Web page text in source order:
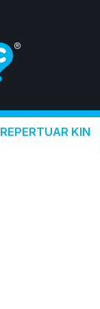
REPERTUAR KIN